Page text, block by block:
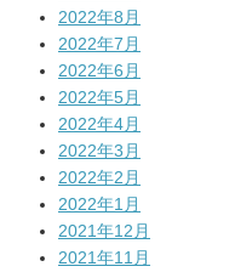
2022年8月
2022年7月
2022年6月
2022年5月
2022年4月
2022年3月
2022年2月
2022年1月
2021年12月
2021年11月